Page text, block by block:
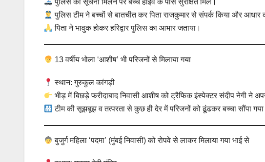
पुलिस को सूचना मिलने पर बच्चे हाईवे के पास सुरक्षित मिले।
पुलिस टीम ने बच्चों से बातचीत कर पिता राजकुमार से संपर्क किया और आधार
पिता ने भावुक होकर हरिद्वार पुलिस का आभार जताया।
13 वर्षीय भोला ‘आशीष’ भी परिजनों से मिलाया गया
स्थान: गुरुकुल कांगड़ी
भीड़ में बिछड़े फरीदाबाद निवासी आशीष को ट्रैफिक इंस्पेक्टर संदीप नेगी ने
टीम की सूझबूझ व तत्परता से कुछ ही देर में परिजनों को ढूंढकर बच्चा सौंपा
बुजुर्ग महिला ‘पदमा’ (मुंबई निवासी) को रोपवे से लाकर मिलाया गया भाई से